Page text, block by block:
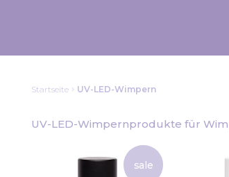
Startseite UV-LED-Wimpern
UV-LED-Wimpernprodukte für
sale